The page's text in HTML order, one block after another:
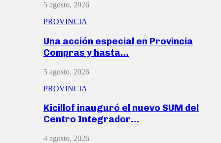
5 agosto, 2026
PROVINCIA
Una acción especial en Provincia
Compras y hasta…
5 agosto, 2026
PROVINCIA
Kicillof inauguró el nuevo SUM del
Centro Integrador…
4 agosto, 2026